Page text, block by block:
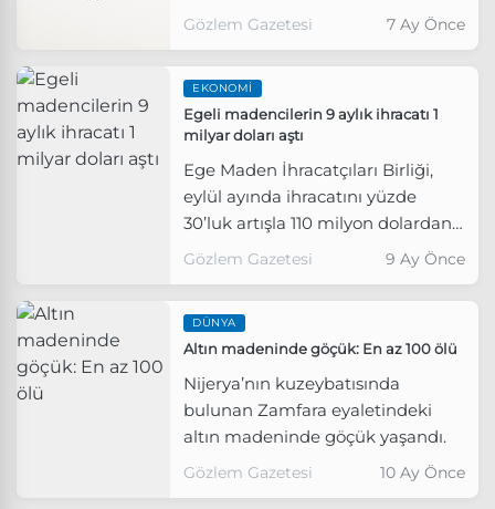
Gözlem Gazetesi 7 Ay Önce
EKONOMI
Egeli madencilerin 9 aylık ihracatı 1
milyar doları aştı
Ege Maden İhracatçıları Birliği,
eylül ayında ihracatını yüzde
30’luk artışla 110 milyon dolardan
142 milyon dolara taşırken, 9 aylık
milyar 42 milyon dolara çıktı ve 1
milyar doları aşmanın gururunu
yaşadı.
Gözlem Gazetesi 9 Ay Önce
DÜNYA
Altın madeninde göçük: En az 100 ölü
Nijerya’nın kuzeybatısında
bulunan Zamfara eyaletindeki
altın madeninde göçük yaşandı.
Gözlem Gazetesi 10 Ay Önce